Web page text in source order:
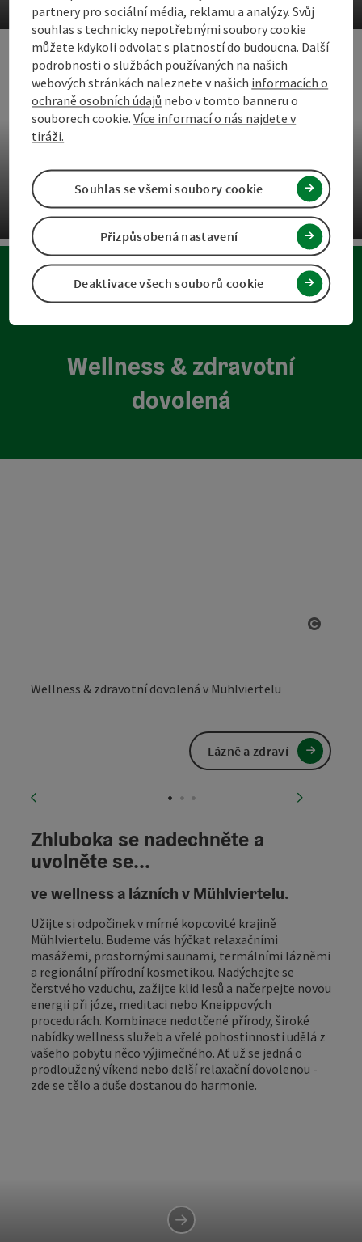
Organický požitek
Wellness & zdravotní
dovolená
Wellness & zdravotní dovolená v Mühlviertelu
Lázně a zdraví
vorheriges Element
Zhluboka se nadechněte a
uvolněte se...
ve wellness a lázních v Mühlviertelu.
Užijte si odpočinek v mírné kopcovité krajině
Mühlviertelu. Budeme vás hýčkat relaxačními
masážemi, prostornými saunami, termálními lázněmi
a regionální přírodní kosmetikou. Nadýchejte se
čerstvého vzduchu, zažijte klid lesů a načerpejte novou
energii při józe, meditaci nebo Kneippových
procedurách. Kombinace nedotčené přírody, široké
nabídky wellness služeb a vřelé pohostinnosti udělá z
vašeho pobytu něco výjimečného. Ať už se jedná o
prodloužený víkend nebo delší relaxační dovolenou -
zde se tělo a duše dostanou do harmonie.
partnery pro sociální média, reklamu a analýzy. Svůj
souhlas s technicky nepotřebnými soubory cookie
můžete kdykoli odvolat s platností do budoucna. Další
podrobnosti o službách používaných na našich
webových stránkách naleznete v našich informacích o
ochraně osobních údajů nebo v tomto banneru o
souborech cookie.Více informací o nás najdete v
tiráži.
Deaktivace všech souborů cookie
Přizpůsobená nastavení
Souhlas se všemi soubory cookie